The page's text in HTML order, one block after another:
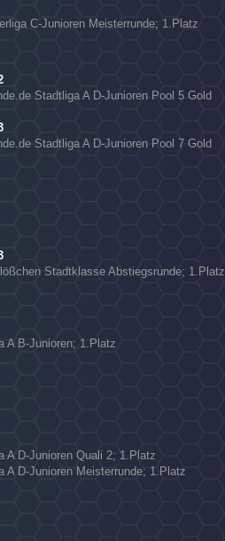
C-Junioren Meisterrunde; 1.Platz
Stadtliga A D-Junioren Pool 5 Gold
Stadtliga A D-Junioren Pool 7 Gold
Stadtklasse Abstiegsrunde; 1.Platz
A B-Junioren; 1.Platz
A D-Junioren Quali 2; 1.Platz
A D-Junioren Meisterrunde; 1.Platz